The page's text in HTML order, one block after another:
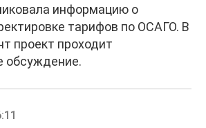
информацию о
тарифов по ОСАГО. В
проект проходит
обсуждение.